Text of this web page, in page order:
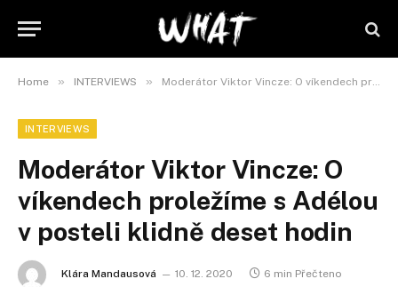
Home » INTERVIEWS » Moderátor Viktor Vincze: O víkendech proležíme s Adélou v posteli klidně deset hodin
INTERVIEWS
Moderátor Viktor Vincze: O
víkendech proležíme s Adélou
v posteli klidně deset hodin
Klára Mandausová 10. 12. 2020 6 min Přečteno